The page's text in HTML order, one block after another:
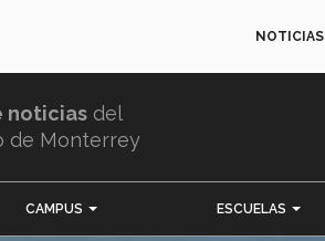
NOTICIAS
noticias del
de Monterrey
CAMPUS ESCUELAS